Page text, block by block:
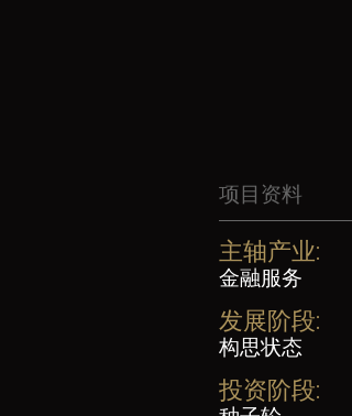
项目资料
主轴产业:
金融服务
发展阶段:
构思状态
投资阶段: